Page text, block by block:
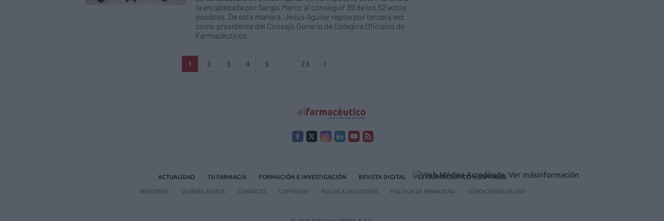
la encabezada por Sergio Marco al conseguir 39 de los 52 votos
posibles. De esta manera, Jesús Aguilar repite por tercera vez
como presidente del Consejo General de Colegios Oficiales de
Farmacéuticos.
1 2 3 4 5 23
ACTUALIDAD TU FARMACIA FORMACIÓN E INVESTIGACIÓN REVISTA DIGITAL EL FARMACÉUTICO HOSPITALES
REGÍSTRATE QUIÉNES SOMOS CONTACTO COPYRIGHT POLÍTICA DE COOKIES POLÍTICA DE PRIVACIDAD CONDICIONES DE USO